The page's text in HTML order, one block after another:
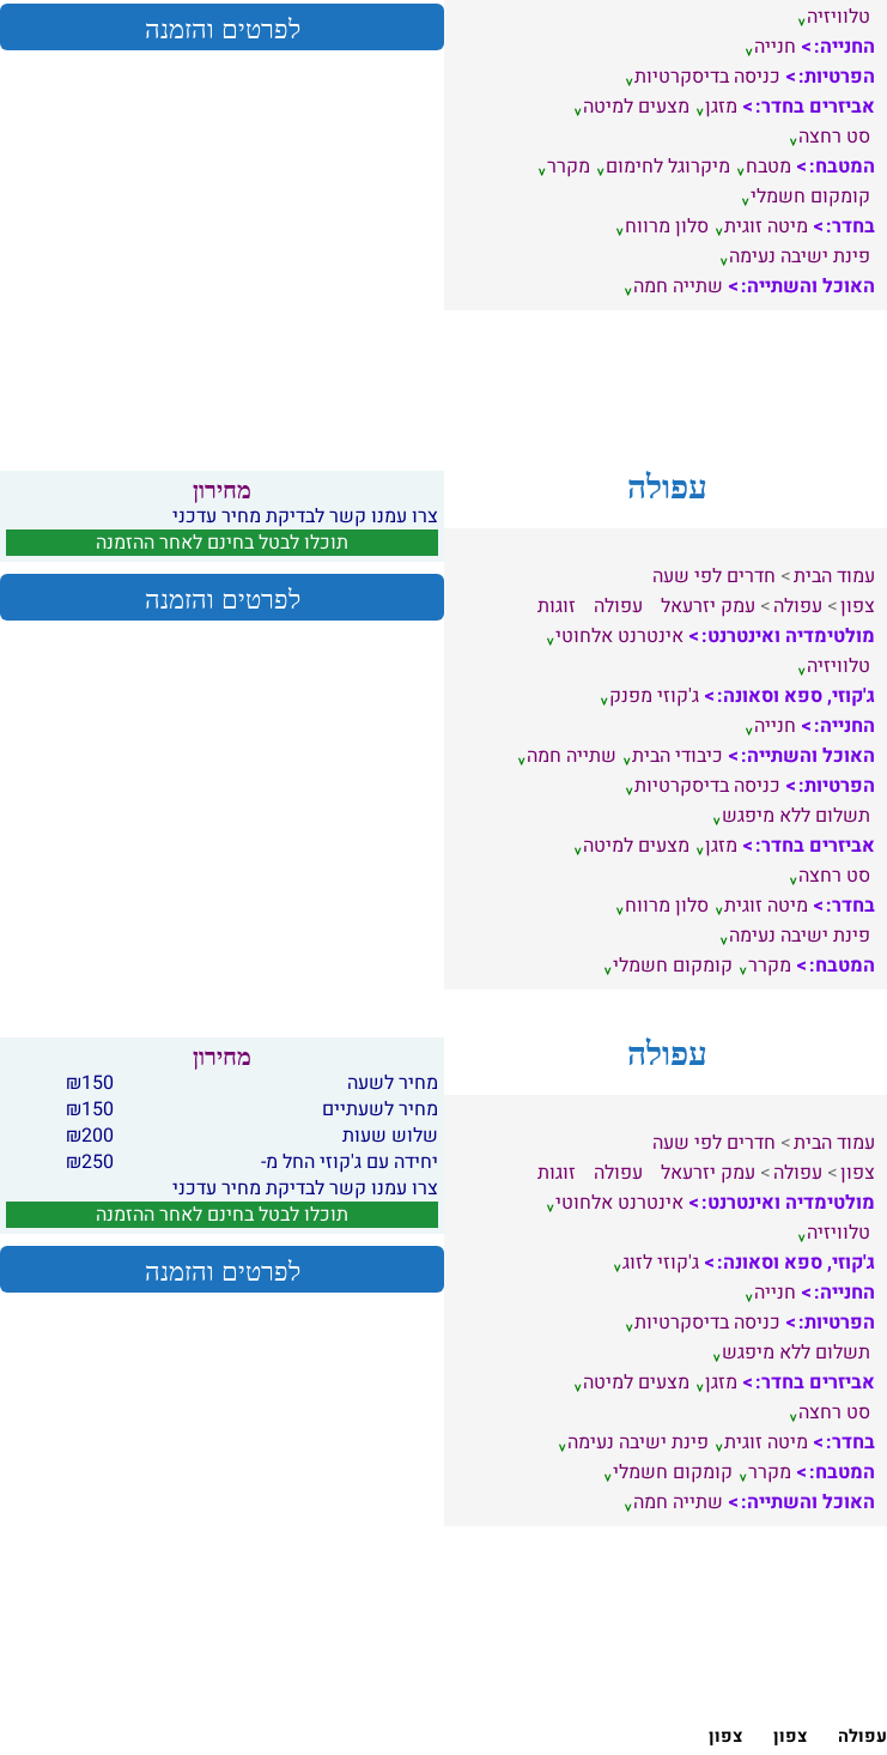
טלוויזיה
החנייה:
חנייה
הפרטיות:
כניסה בדיסקרטיות
אביזרים בחדר:
מזגן מצעים למיטה
סט רחצה
המטבח:
מטבח מיקרוגל לחימום
מקרר
קומקום חשמלי
בחדר:
מיטה זוגית סלון מרווח
פינת ישיבה נעימה
האוכל והשתייה:
שתייה חמה
לפרטים והזמנה
עפולה
עמוד הבית
חדרים לפי שעה
צפון
עפולה עמק יזרעאל עפולה
זוגות
מולטימדיה ואינטרנט:
אינטרנט אלחוטי
טלוויזיה
ג'קוזי, ספא וסאונה:
ג'קוזי מפנק
החנייה:
חנייה
האוכל והשתייה:
כיבודי הבית שתייה חמה
הפרטיות:
כניסה בדיסקרטיות
תשלום ללא מיפגש
אביזרים בחדר:
מזגן מצעים למיטה
סט רחצה
בחדר:
מיטה זוגית סלון מרווח
פינת ישיבה נעימה
המטבח:
מקרר קומקום חשמלי
מחירון
צרו עמנו קשר לבדיקת מחיר עדכני
תוכלו לבטל בחינם לאחר ההזמנה
לפרטים והזמנה
עפולה
עמוד הבית
חדרים לפי שעה
צפון
עפולה עמק יזרעאל עפולה
זוגות
מולטימדיה ואינטרנט:
אינטרנט אלחוטי
טלוויזיה
ג'קוזי, ספא וסאונה:
ג'קוזי לזוג
החנייה:
חנייה
הפרטיות:
כניסה בדיסקרטיות
תשלום ללא מיפגש
אביזרים בחדר:
מזגן מצעים למיטה
סט רחצה
בחדר:
מיטה זוגית פינת ישיבה נעימה
המטבח:
מקרר קומקום חשמלי
האוכל והשתייה:
שתייה חמה
מחירון
מחיר לשעה 150
₪
מחיר לשעתיים
150
₪
שלוש שעות
200
₪
יחידה עם ג'קוזי החל מ-
250
₪
צרו עמנו קשר לבדיקת מחיר עדכני
תוכלו לבטל בחינם לאחר ההזמנה
לפרטים והזמנה
עפולה צפון צפון